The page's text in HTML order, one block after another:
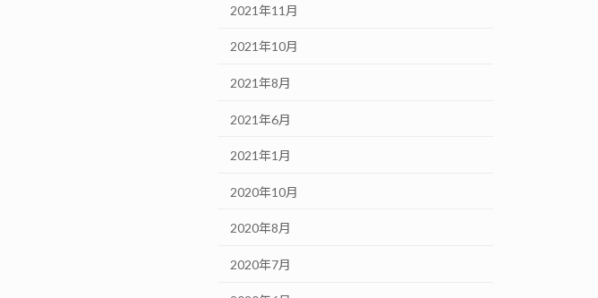
2021年11月
2021年10月
2021年8月
2021年6月
2021年1月
2020年10月
2020年8月
2020年7月